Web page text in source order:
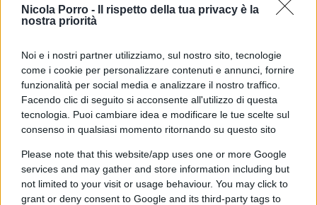
Nicola Porro -
Il rispetto della tua privacy è la
nostra priorità
Noi e i nostri partner utilizziamo, sul nostro sito, tecnologie
come i cookie per personalizzare contenuti e annunci, fornire
funzionalità per social media e analizzare il nostro traffico.
Facendo clic di seguito si acconsente all'utilizzo di questa
tecnologia. Puoi cambiare idea e modificare le tue scelte sul
consenso in qualsiasi momento ritornando su questo sito
Please note that this website/app uses one or more Google
services and may gather and store information including but
not limited to your visit or usage behaviour. You may click to
grant or deny consent to Google and its third-party tags to
Corte dei conti, la riforma a
Chi firma non deve avere paura, chi paga le tasse
nemmeno. La magistratura contabile non deve
solo punire, ma aiutare la buona
amministrazione
8 Agosto 2026, 19:00
1.7k